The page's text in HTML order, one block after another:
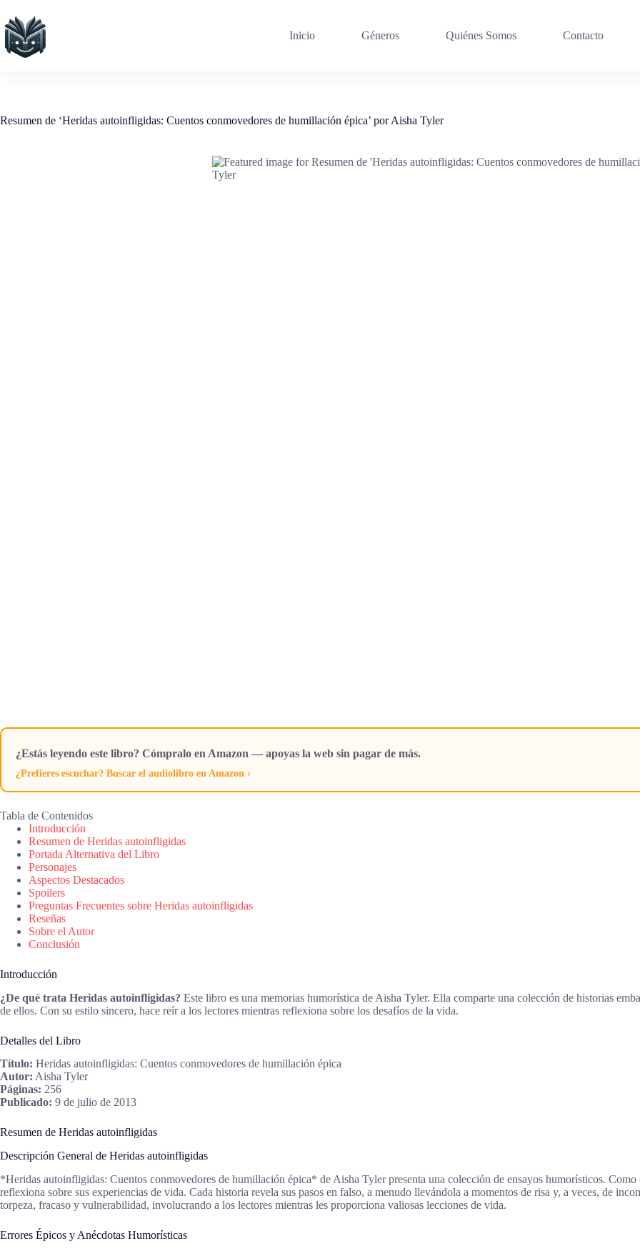
contenido
Inicio Géneros Quiénes Somos Contacto
Resumen de ‘Heridas autoinfligidas: Cuentos conmovedores de humillación épica’ por Aisha Tyler
¿Estás leyendo este libro? Cómpralo en Amazon — apoyas la web sin pagar de más.
¿Prefieres escuchar? Buscar el audiolibro en Amazon ›
Tabla de Contenidos
Introducción
Resumen de Heridas autoinfligidas
Portada Alternativa del Libro
Personajes
Aspectos Destacados
Spoilers
Preguntas Frecuentes sobre Heridas autoinfligidas
Reseñas
Sobre el Autor
Conclusión
Introducción
¿De qué trata Heridas autoinfligidas? Este libro es una memorias humorística de Aisha Tyler. Ella comparte una colección de historias
de ellos. Con su estilo sincero, hace reír a los lectores mientras reflexiona sobre los desafíos de la vida.
Detalles del Libro
Título: Heridas autoinfligidas: Cuentos conmovedores de humillación épica
Autor: Aisha Tyler
Páginas: 256
Publicado: 9 de julio de 2013
Resumen de Heridas autoinfligidas
Descripción General de Heridas autoinfligidas
*Heridas autoinfligidas: Cuentos conmovedores de humillación épica* de Aisha Tyler presenta una colección de ensayos humorísticos.
reflexiona sobre sus experiencias de vida. Cada historia revela sus pasos en falso, a menudo llevándola a momentos de risa y, a veces, de
torpeza, fracaso y vulnerabilidad, involucrando a los lectores mientras les proporciona valiosas lecciones de vida.
Errores Épicos y Anécdotas Humorísticas